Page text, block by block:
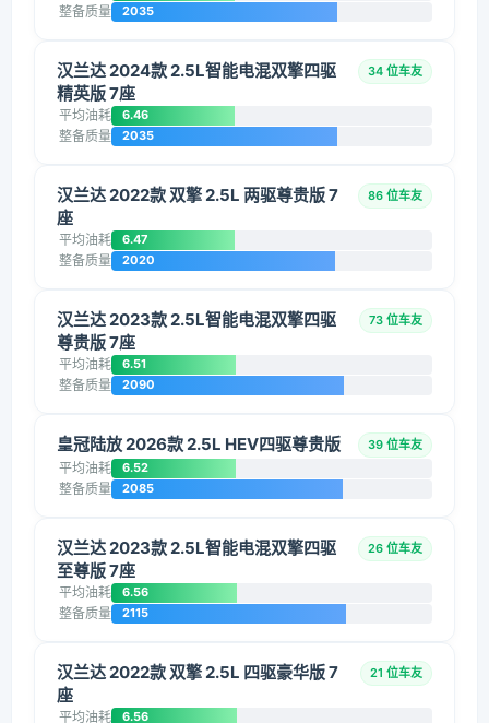
整备质量 2035
汉兰达 2024款 2.5L智能电混双擎四驱
精英版 7座
34 位车友
平均油耗 6.46
整备质量 2035
汉兰达 2022款 双擎 2.5L 两驱尊贵版 7
座
86 位车友
平均油耗 6.47
整备质量 2020
汉兰达 2023款 2.5L智能电混双擎四驱
尊贵版 7座
73 位车友
平均油耗 6.51
整备质量 2090
皇冠陆放 2026款 2.5L HEV四驱尊贵版 39 位车友
平均油耗 6.52
整备质量 2085
汉兰达 2023款 2.5L智能电混双擎四驱
至尊版 7座
26 位车友
平均油耗 6.56
整备质量 2115
汉兰达 2022款 双擎 2.5L 四驱豪华版 7
座
21 位车友
平均油耗 6.56